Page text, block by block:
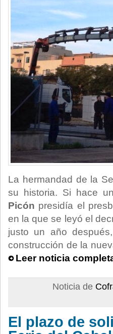
La hermandad de la
su historia. Si hace
Picón presidía el
en la que se leyó el
justo un año
construcción de la
Leer noticia
Noticia de
El plazo de